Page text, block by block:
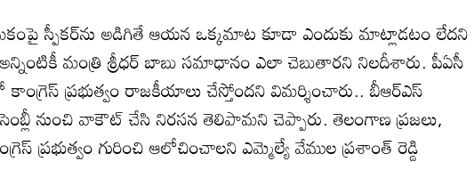
స్పీకర్‌ను అడిగితే ఆయన ఒక్కమాట కూడా ఎందుకు మాట్లాడటం లేదని
అన్నింటికీ మంత్రి శ్రీధర్ బాబు సమాధానం ఎలా చెబుతారని నిలదీశారు. పీఏసీ
ప్రభుత్వం రాజకీయాలు చేస్తోందని విమర్శించారు.. బీఆర్ఎస్
నుంచి వాకౌట్ చేసి నిరసన తెలిపామని చెప్పారు. తెలంగాణ ప్రజలు,
ప్రభుత్వం గురించి ఆలోచించాలని ఎమ్మెల్యే వేముల ప్రశాంత్ రెడ్డి